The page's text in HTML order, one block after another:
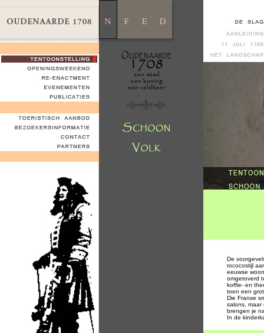
De
rococostijl
eeuwse
omgetoverd
koffie- en
toen een
Die Franse
salons, maar
brengen je
In de